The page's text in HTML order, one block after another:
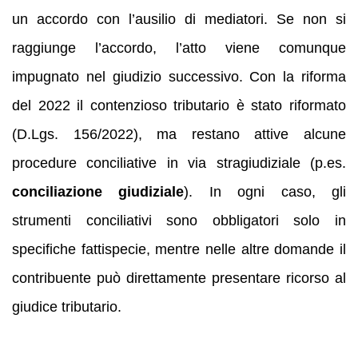
un accordo con l’ausilio di mediatori. Se non si
raggiunge l’accordo, l’atto viene comunque
impugnato nel giudizio successivo. Con la riforma
del 2022 il contenzioso tributario è stato riformato
(D.Lgs. 156/2022), ma restano attive alcune
procedure conciliative in via stragiudiziale (p.es.
conciliazione giudiziale). In ogni caso, gli
strumenti conciliativi sono obbligatori solo in
specifiche fattispecie, mentre nelle altre domande il
contribuente può direttamente presentare ricorso al
giudice tributario.